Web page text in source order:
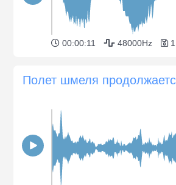
00:00:11 48000Hz
Полет шмеля